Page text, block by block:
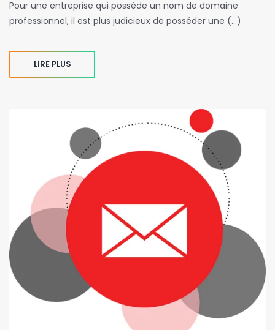
Pour une entreprise qui possède un nom de domaine
professionnel, il est plus judicieux de posséder une (…)
LIRE PLUS